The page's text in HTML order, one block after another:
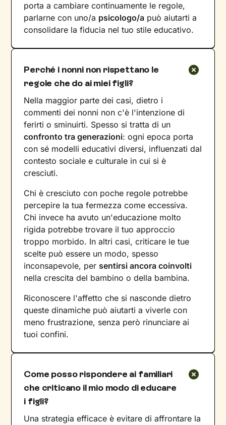
porta a cambiare continuamente le regole,
parlarne con uno/a psicologo/a può aiutarti a
consolidare la fiducia nel tuo stile educativo.
Perché i nonni non rispettano le
regole che do ai miei figli?
Nella maggior parte dei casi, dietro i
commenti dei nonni non c'è l'intenzione di
ferirti o sminuirti. Spesso si tratta di un
confronto tra generazioni: ogni epoca porta
con sé modelli educativi diversi, influenzati dal
contesto sociale e culturale in cui si è
cresciuti.
Chi è cresciuto con poche regole potrebbe
percepire la tua fermezza come eccessiva.
Chi invece ha avuto un'educazione molto
rigida potrebbe trovare il tuo approccio
troppo morbido. In altri casi, criticare le tue
scelte può essere un modo, spesso
inconsapevole, per sentirsi ancora coinvolti
nella crescita del bambino o della bambina.
Riconoscere l'affetto che si nasconde dietro
queste dinamiche può aiutarti a viverle con
meno frustrazione, senza però rinunciare ai
tuoi confini.
Come posso rispondere ai familiari
che criticano il mio modo di educare
i figli?
Una strategia efficace è evitare di affrontare la